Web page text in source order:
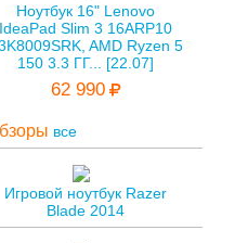
Ноутбук 16" Lenovo
IdeaPad Slim 3 16ARP10
AMD Ryzen 5
150 3.3 ГГ... [22.07]
62 990
все
Игровой ноутбук Razer
Blade 2014